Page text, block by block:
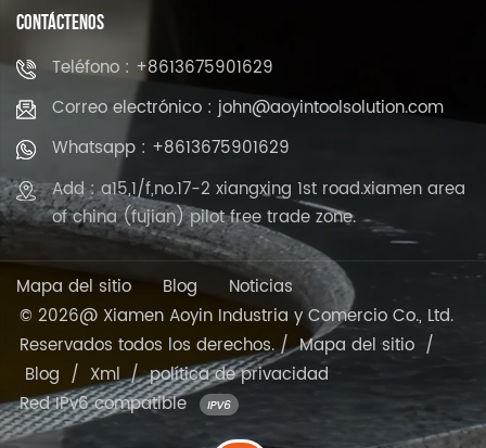
CONTÁCTENOS
Teléfono : +8613675901629
Correo electrónico : john@aoyintoolsolution.com
Whatsapp : +8613675901629
Add : a15,1/f,no.17-2 xiangxing 1st road.xiamen area
of china (fujian) pilot free trade zone.
Mapa del sitio Blog
Noticias
© 2026@ Xiamen Aoyin Industria y Comercio Co., Ltd.
Reservados todos los derechos. /Mapa del sitio /
Blog / Xml/política de privacidad
Red IPv6 compatible